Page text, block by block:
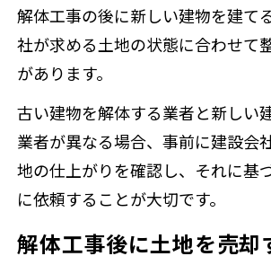
解体工事の後に新しい建物を建て
社が求める土地の状態に合わせて
があります。
古い建物を解体する業者と新しい
業者が異なる場合、事前に建設会
地の仕上がりを確認し、それに基
に依頼することが大切です。
解体工事後に土地を売却